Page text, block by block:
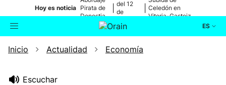
Hoy es noticia Pirata de
Donostia
del 12
de
Celedón en
Vitoria-Gasteiz
ES
Buscador Actualidad
Inicio Actualidad Economía
Escuchar